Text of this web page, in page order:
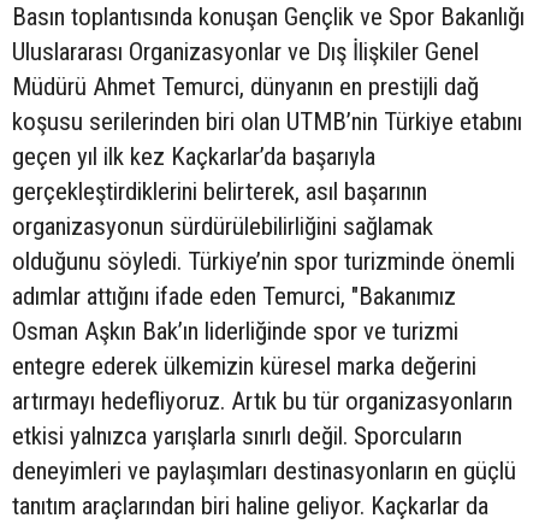
Basın toplantısında konuşan Gençlik ve Spor Bakanlığı
Uluslararası Organizasyonlar ve Dış İlişkiler Genel
Müdürü Ahmet Temurci, dünyanın en prestijli dağ
koşusu serilerinden biri olan UTMB’nin Türkiye etabını
geçen yıl ilk kez Kaçkarlar’da başarıyla
gerçekleştirdiklerini belirterek, asıl başarının
organizasyonun sürdürülebilirliğini sağlamak
olduğunu söyledi. Türkiye’nin spor turizminde önemli
adımlar attığını ifade eden Temurci, "Bakanımız
Osman Aşkın Bak’ın liderliğinde spor ve turizmi
entegre ederek ülkemizin küresel marka değerini
artırmayı hedefliyoruz. Artık bu tür organizasyonların
etkisi yalnızca yarışlarla sınırlı değil. Sporcuların
deneyimleri ve paylaşımları destinasyonların en güçlü
tanıtım araçlarından biri haline geliyor. Kaçkarlar da